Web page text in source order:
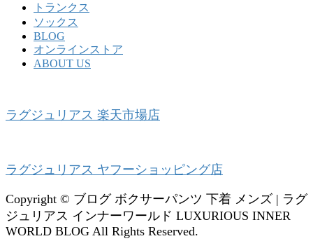
トランクス
ソックス
BLOG
オンラインストア
ABOUT US
ラグジュリアス 楽天市場店
ラグジュリアス ヤフーショッピング店
Copyright © ブログ ボクサーパンツ 下着 メンズ | ラグ
ジュリアス インナーワールド LUXURIOUS INNER
WORLD BLOG All Rights Reserved.